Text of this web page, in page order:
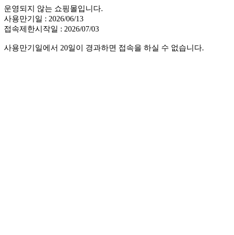
운영되지 않는 쇼핑몰입니다.
사용만기일 : 2026/06/13
접속제한시작일 : 2026/07/03
사용만기일에서 20일이 경과하면 접속을 하실 수 없습니다.